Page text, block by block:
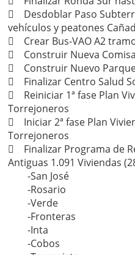
 Desdoblar Paso
vehículos y peatones
 Crear Bus-VAO A2
 Construir Nueva
 Construir Nuevo
 Finalizar Centro Salud
 Reiniciar 1ª fase Plan
Torrejoneros
 Iniciar 2ª fase Plan
Torrejoneros
 Finalizar Programa de
Antiguas 1.091 Viviendas
-San José
-Rosario
-Verde
-Fronteras
-Inta
-Cobos